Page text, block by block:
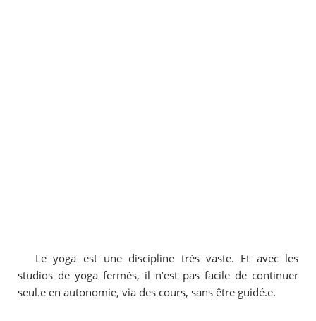
Le yoga est une discipline très vaste. Et avec les
studios de yoga fermés, il n’est pas facile de continuer
seul.e en autonomie, via des cours, sans être guidé.e.